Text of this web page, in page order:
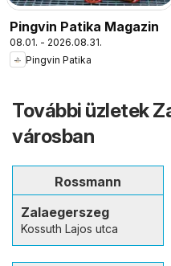
Pingvin Patika Magazin
08.01. - 2026.08.31.
Pingvin Patika
További üzletek
városban
Rossmann
Zalaegerszeg
Kossuth Lajos utca